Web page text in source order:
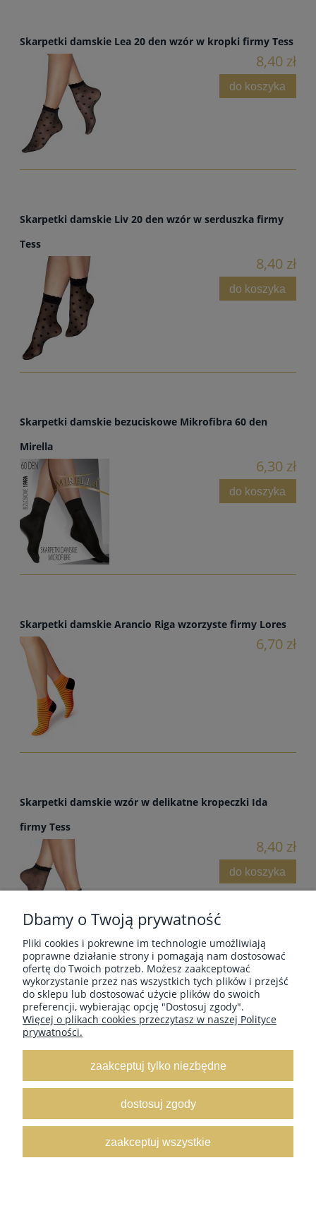
Skarpetki damskie Lea 20 den wzór w kropki firmy Tess
8,40 zł
do koszyka
Skarpetki damskie Liv 20 den wzór w serduszka firmy
Tess
8,40 zł
do koszyka
Skarpetki damskie bezuciskowe Mikrofibra 60 den
Mirella
6,30 zł
do koszyka
Skarpetki damskie Arancio Riga wzorzyste firmy Lores
6,70 zł
Skarpetki damskie wzór w delikatne kropeczki Ida
firmy Tess
8,40 zł
do koszyka
Skarpetki damskie wzór w literki Ozi firmy Tess
8,40 zł
do koszyka
Dbamy o Twoją prywatność
Pliki cookies i pokrewne im technologie umożliwiają
poprawne działanie strony i pomagają nam dostosować
ofertę do Twoich potrzeb. Możesz zaakceptować
wykorzystanie przez nas wszystkich tych plików i przejść
do sklepu lub dostosować użycie plików do swoich
preferencji, wybierając opcję "Dostosuj zgody".
Więcej o plikach cookies przeczytasz w naszej Polityce
prywatności.
zaakceptuj tylko niezbędne
dostosuj zgody
zaakceptuj wszystkie